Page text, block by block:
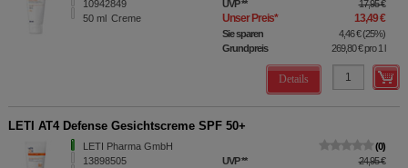
10942849
50 ml Creme
UVP** 17,95 €
Unser Preis* 13,49 €
Sie sparen 4,46 €(25%)
Grundpreis
269,80 €pro 1 l
Details
LETI AT4 Defense Gesichtscreme SPF 50+
LETI Pharma GmbH
13898505
0
UVP** 24,95 €